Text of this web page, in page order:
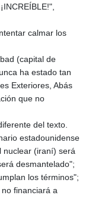
calmar los
(capital de
ha estado tan
Exteriores, Abás
que no
del texto.
estadounidense
nuclear (iraní) será
desmantelado";
los términos";
financiará a